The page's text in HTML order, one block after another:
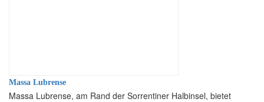
Massa Lubrense
Massa Lubrense, am Rand der Sorrentiner Halbinsel, bietet